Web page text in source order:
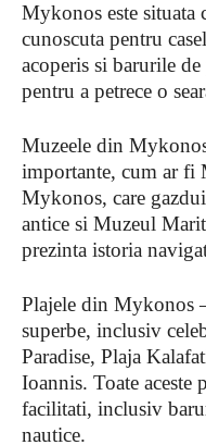
Mykonos este situata
cunoscuta pentru
acoperis si barurile
pentru a petrece o
Muzeele din
importante, cum ar fi
Mykonos, care
antice si Muzeul
prezinta istoria
Plajele din Mykonos
superbe, inclusiv
Paradise, Plaja
Ioannis. Toate aceste
facilitati, inclusiv
nautice.